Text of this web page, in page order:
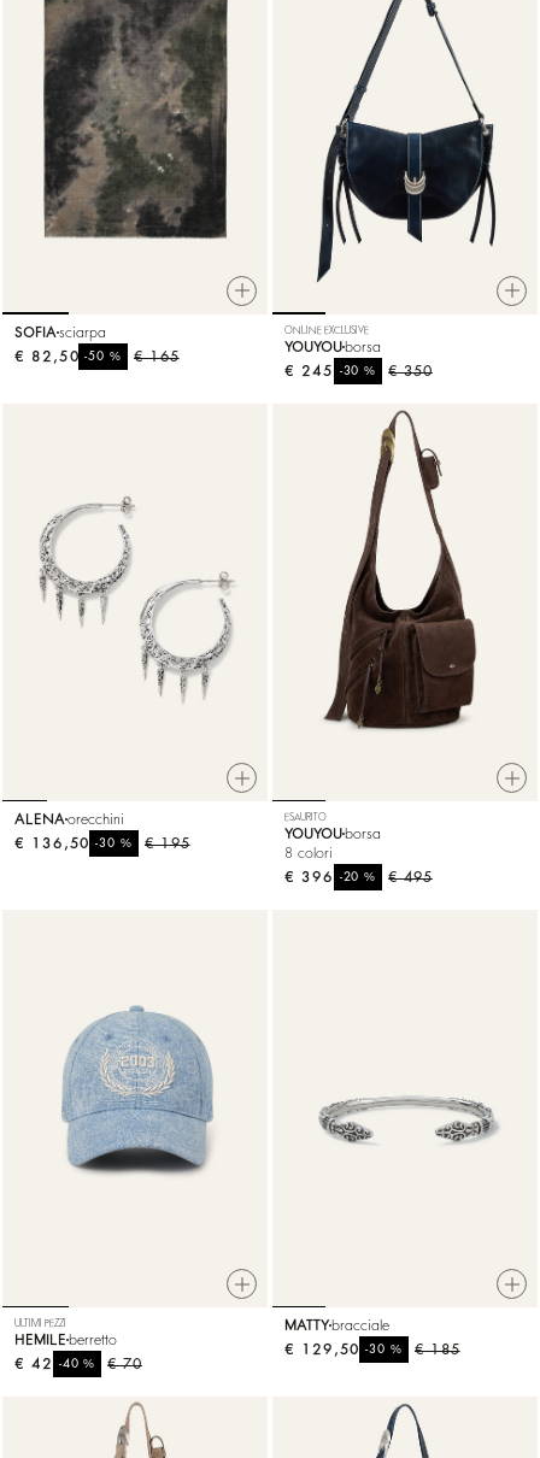
SOFIA sciarpa
€ 165
-50%
€ 82,50
ONLINE EXCLUSIVE
YOUYOU borsa
€ 350
-30%
€ 245
ALENA orecchini
€ 195
-30%
€ 136,50
ESAURITO
YOUYOU borsa
8 colori
€ 495
-20%
€ 396
ULTIMI PEZZI
HEMILE berretto
€ 70
-40%
€ 42
MATTY bracciale
€ 185
-30%
€ 129,50